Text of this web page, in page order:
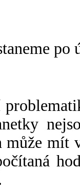
po
mít